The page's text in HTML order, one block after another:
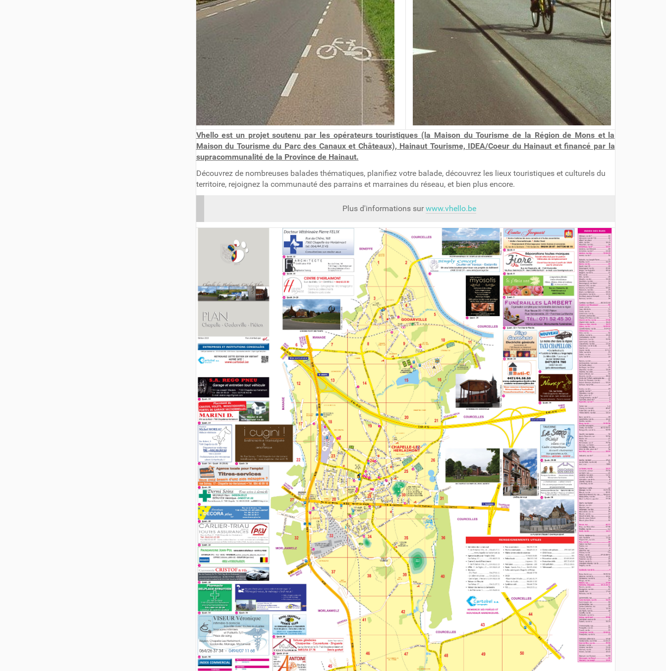
Vhello est un projet soutenu par les opérateurs touristiques (la Maison du Tourisme de la Région de Mons et la
Maison du Tourisme du Parc des Canaux et Châteaux), Hainaut Tourisme, IDEA/Coeur du Hainaut et financé par la
supracommunalité de la Province de Hainaut.
Découvrez de nombreuses balades thématiques, planifiez votre balade, découvrez les lieux touristiques et culturels du
territoire, rejoignez la communauté des parrains et marraines du réseau, et bien plus encore.
Plus d'informations sur www.vhello.be